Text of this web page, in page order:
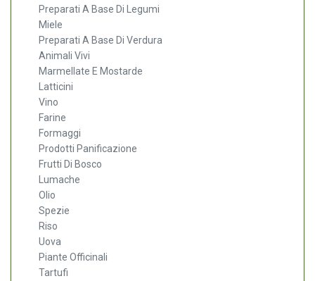
Preparati A Base Di Legumi
Miele
Preparati A Base Di Verdura
Animali Vivi
Marmellate E Mostarde
Latticini
Vino
Farine
Formaggi
Prodotti Panificazione
Frutti Di Bosco
Lumache
Olio
Spezie
Riso
Uova
Piante Officinali
Tartufi